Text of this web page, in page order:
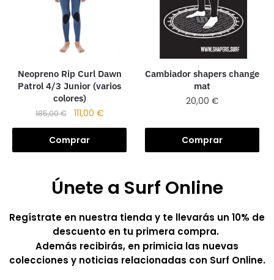
Neopreno Rip Curl Dawn
Patrol 4/3 Junior (varios
colores)
185,00€ 111,00 €
Comprar
Cambiador shapers change
mat
20,00 €
Comprar
Únete a Surf Online
Regístrate en nuestra tienda y te llevarás un 10% de
descuento en tu primera compra.
Además recibirás, en primicia las nuevas
colecciones y noticias relacionadas con Surf Online.